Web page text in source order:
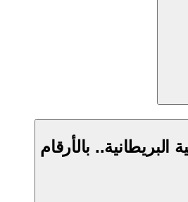
البريطانية.. بالأرقام